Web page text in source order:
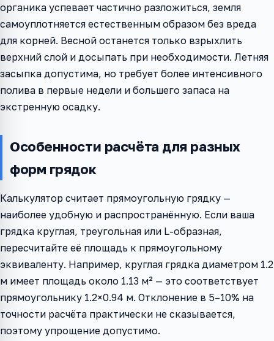
органика успевает частично разложиться, земля
самоуплотняется естественным образом без вреда
для корней. Весной останется только взрыхлить
верхний слой и досыпать при необходимости. Летняя
засыпка допустима, но требует более интенсивного
полива в первые недели и большего запаса на
экстренную осадку.
Особенности расчёта для разных
форм грядок
Калькулятор считает прямоугольную грядку —
наиболее удобную и распространённую. Если ваша
грядка круглая, треугольная или L-образная,
пересчитайте её площадь к прямоугольному
эквиваленту. Например, круглая грядка диаметром 1.2
м имеет площадь около 1.13 м² — это соответствует
прямоугольнику 1.2×0.94 м. Отклонение в 5–10% на
точности расчёта практически не сказывается,
поэтому упрощение допустимо.